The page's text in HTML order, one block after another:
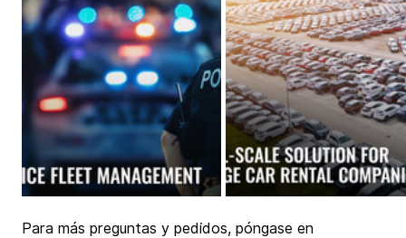
Para más preguntas y pedidos, póngase en